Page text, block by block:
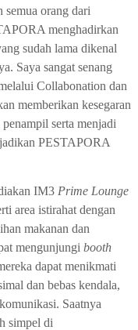
semua orang dari
menghadirkan
sudah lama dikenal
Saya sangat senang
Collabonation dan
memberikan kesegaran
serta menjadi
PESTAPORA
IM3 Prime Lounge
area istirahat dengan
makanan dan
mengunjungi booth
dapat menikmati
dan bebas kendala,
Saatnya
simpel di